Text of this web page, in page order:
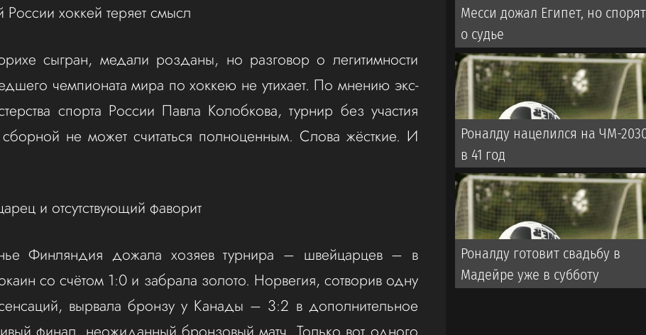
хоккей теряет смысл
сыгран, медали розданы, но разговор о легитимности
чемпионата мира по хоккею не утихает. По мнению экс-
спорта России Павла Колобкова, турнир без участия
не может считаться полноценным. Слова жёсткие. И
и отсутствующий фаворит
Финляндия дожала хозяев турнира – швейцарцев – в
со счётом 1:0 и забрала золото. Норвегия, сотворив одну
вырвала бронзу у Канады – 3:2 в дополнительное
Месси дожал Египет, но спорят
о судье
Роналду нацелился на ЧМ-
в 41 год
Роналду готовит свадьбу в
Мадейре уже в субботу